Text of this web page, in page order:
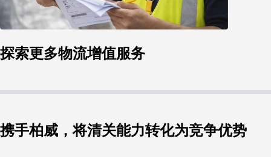
探索更多物流增值服务
携手柏威，将清关能力转化为竞争优势